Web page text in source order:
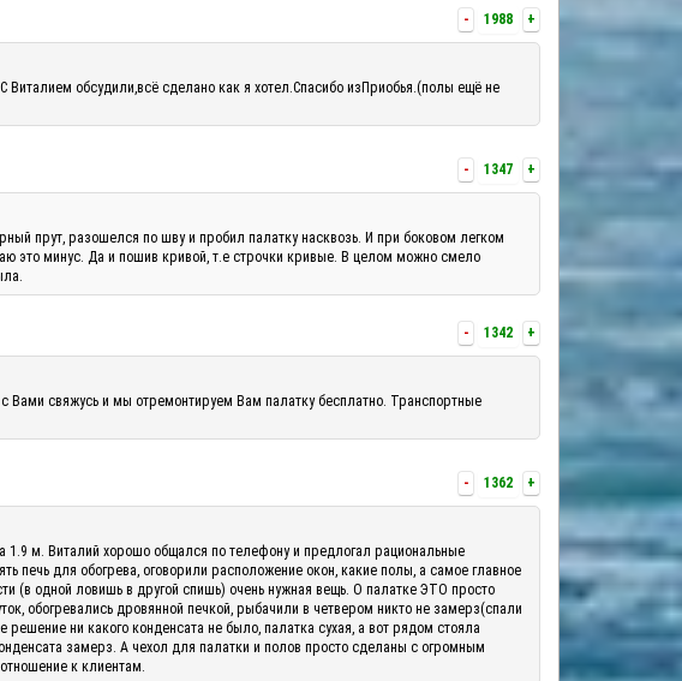
- 1988 +
Виталием обсудили,всё сделано как я хотел.Спасибо изПриобья.(полы ещё не
- 1347 +
прут, разошелся по шву и пробил палатку насквозь. И при боковом легком
это минус. Да и пошив кривой, т.е строчки кривые. В целом можно смело
- 1342 +
свяжусь и мы отремонтируем Вам палатку бесплатно. Транспортные
- 1362 +
1.9 м. Виталий хорошо общался по телефону и предлогал рациональные
печь для обогрева, оговорили расположение окон, какие полы, а самое главное
(в одной ловишь в другой спишь) очень нужная вещь. О палатке ЭТО просто
обогревались дровянной печкой, рыбачили в четвером никто не замерз(спали
ни какого конденсата не было, палатка сухая, а вот рядом стояла
замерз. А чехол для палатки и полов просто сделаны с огромным
к клиентам.